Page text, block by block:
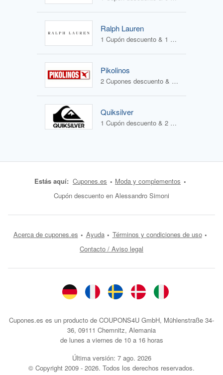
Ralph Lauren
1 Cupón descuento & 1 Oferta
Pikolinos
2 Cupones descuento & 2 Ofertas
Quiksilver
1 Cupón descuento & 2 Ofertas
Estás aquí: Cupones.es
Moda y complementos
Cupón descuento en Alessandro Simoni
Acerca de cupones.es Ayuda
Términos y condiciones de uso
Contacto / Aviso legal
Cupones.es es un producto de COUPONS4U GmbH, Mühlenstraße 34-
36, 09111 Chemnitz, Alemania
de lunes a viernes de 10 a 16 horas
Última versión: 7 ago. 2026
© Copyright 2009 - 2026. Todos los derechos reservados.